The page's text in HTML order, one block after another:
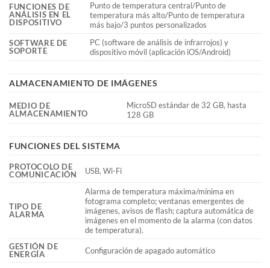
FUNCIONES DE
ANÁLISIS EN EL
DISPOSITIVO
Punto de temperatura central/Punto de
temperatura más alto/Punto de temperatura
más bajo/3 puntos personalizados
SOFTWARE DE
SOPORTE
PC (software de análisis de infrarrojos) y
dispositivo móvil (aplicación iOS/Android)
ALMACENAMIENTO DE IMÁGENES
MEDIO DE
ALMACENAMIENTO
MicroSD estándar de 32 GB, hasta
128 GB
FUNCIONES DEL SISTEMA
PROTOCOLO DE
COMUNICACIÓN
USB, Wi-Fi
TIPO DE
ALARMA
Alarma de temperatura máxima/mínima en
fotograma completo; ventanas emergentes de
imágenes, avisos de flash; captura automática de
imágenes en el momento de la alarma (con datos
de temperatura).
GESTIÓN DE
ENERGÍA
Configuración de apagado automático